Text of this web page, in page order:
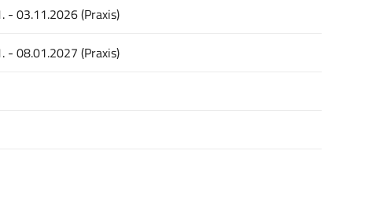
- 03.11.2026 (Praxis)
- 08.01.2027 (Praxis)